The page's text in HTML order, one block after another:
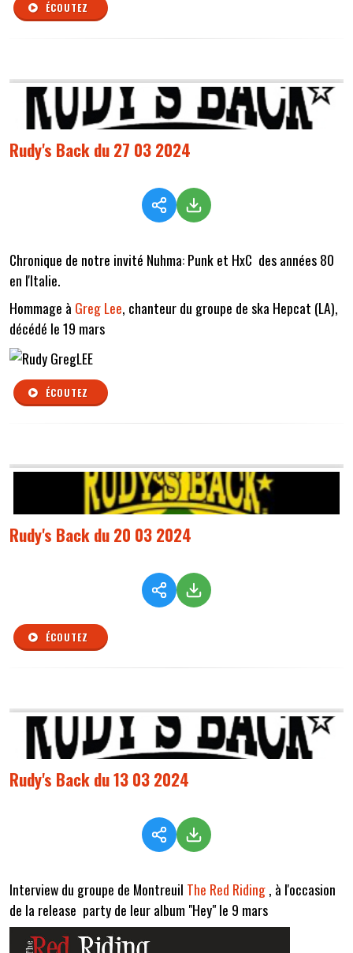
ÉCOUTEZ
Rudy's Back du 27 03 2024
Chronique de notre invité Nuhma: Punk et HxC des années 80
en l'Italie.
Hommage à Greg Lee, chanteur du groupe de ska Hepcat (LA),
décédé le 19 mars
ÉCOUTEZ
Rudy's Back du 20 03 2024
ÉCOUTEZ
Rudy's Back du 13 03 2024
Interview du groupe de Montreuil The Red Riding, à l'occasion
de la release party de leur album "Hey" le 9 mars